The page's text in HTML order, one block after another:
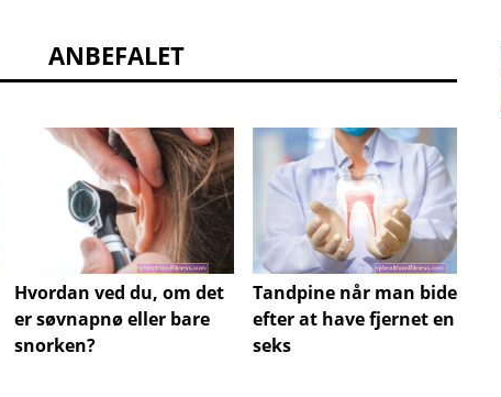
ANBEFALET
Hvordan ved du, om det
er søvnapnø eller bare
snorken?
Tandpine når man bider
efter at have fjernet en
seks